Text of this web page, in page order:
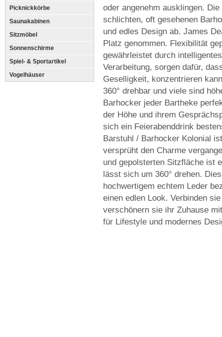
Picknickkörbe
Saunakabinen
Sitzmöbel
Sonnenschirme
Spiel- & Sportartikel
Vogelhäuser
oder angenehm ausklingen.
schlichten, oft gesehenen
und edles Design ab. James
Platz genommen. Flexibilität
gewährleistet durch
Verarbeitung, sorgen dafür,
Geselligkeit, konzentrieren
360° drehbar und viele sind
Barhocker jeder Bartheke
der Höhe und ihrem
sich ein Feierabenddrink
Barstuhl / Barhocker Kolonial
versprüht den Charme
und gepolsterten Sitzfläche ist
lässt sich um 360° drehen.
hochwertigem echtem Leder
einen edlen Look. Verbinden
verschönern sie ihr Zuhause
für Lifestyle und modernes